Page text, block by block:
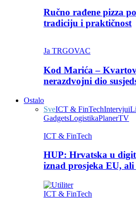
Ručno rađene pizza
tradiciju i praktičnost
Ja TRGOVAC
Kod Marića –
nerazdvojni dio
Ostalo
SveICT & FinTechIntervjui
GadgetsLogistikaPlanerTV
ICT & FinTech
HUP: Hrvatska u
iznad prosjeka EU,
ICT & FinTech